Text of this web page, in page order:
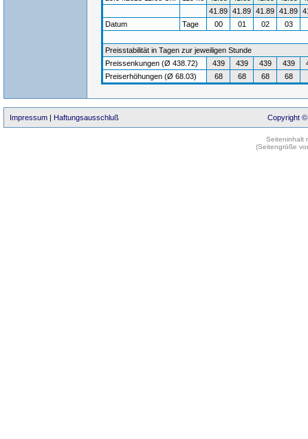
41.89 41.89 41.89 41.89
Datum
Tage 00 01 02 03
Preisstabilität in Tagen zur jeweiligen Stunde
Preissenkungen (Ø 438.72)
439 439 439 439
Preiserhöhungen (Ø 68.03)
68 68 68 68
Impressum | Haftungsausschluß Copyright ©
Seiteninhalt
(Seitengröße